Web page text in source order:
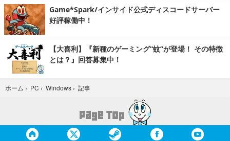
Game*Spark/インサイド公式ディスコードサーバー
好評稼働中！
【大喜利】『新種のゲーミング“蚊”が登場！ その特徴
とは？』回答募集中！
ホーム › PC › Windows › 記事